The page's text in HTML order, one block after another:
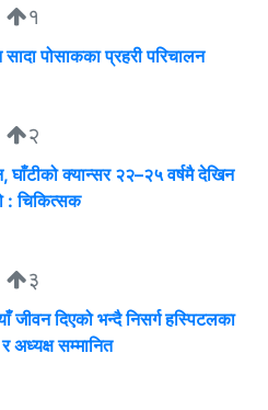
१
पोसाकका प्रहरी परिचालन
२
घाँटीको क्यान्सर २२–२५ वर्षमै देखिन
: चिकित्सक
३
जीवन दिएको भन्दै निसर्ग हस्पिटलका
अध्यक्ष सम्मानित